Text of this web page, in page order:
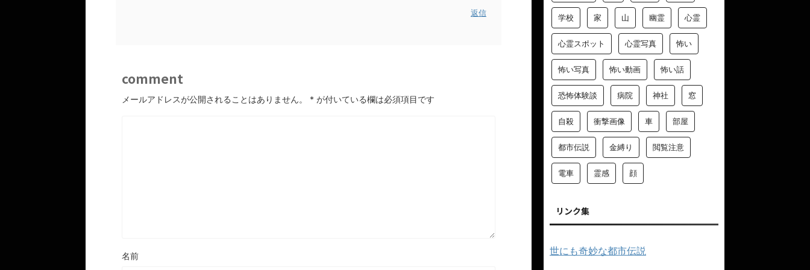
返信
comment
メールアドレスが公開されることはありません。 * が付いている欄は必須項目です
名前
学校 家 山 幽霊 心霊
心霊スポット 心霊写真 怖い
怖い写真 怖い動画 怖い話
恐怖体験談 病院 神社 窓
自殺 衝撃画像 車 部屋
都市伝説 金縛り 閲覧注意
電車 霊感 顔
リンク集
世にも奇妙な都市伝説